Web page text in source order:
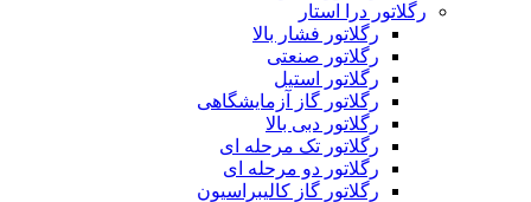
رگلاتور درا استار
رگلاتور فشار بالا
رگلاتور صنعتی
رگلاتور استیل
رگلاتور گاز آزمایشگاهی
رگلاتور دبی بالا
رگلاتور تک مرحله ای
رگلاتور دو مرحله ای
رگلاتور گاز کالیبراسیون